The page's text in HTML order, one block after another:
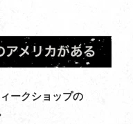
ークショップの